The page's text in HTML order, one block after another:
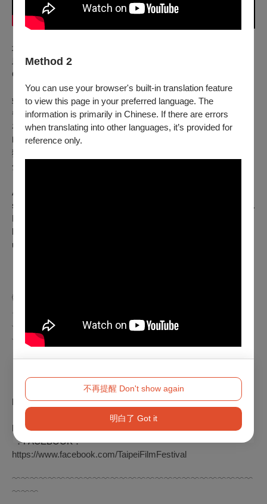
Method 2
You can use your browser's built-in translation feature
to view this page in your preferred language. The
information is primarily in Chinese. If there are errors
when translating into other languages, it’s provided for
reference only.
不再提醒 Don't show again
明白了 Got it
地獄哽 Hellish gags
邱孝尊 CHIU Hsiao-tsun ｜ 台灣 Taiwan ｜ 2025 ｜ DCP ｜
Color ｜ 18min
站立喜劇演員阿原晚上要登台演出，整天借錢又遊手好閒的爸
爸卻突然驟逝，笑話還沒寫完，馬上要到醫院處理後事。登場
在即，他看著爸爸留下的遺物，心中默默做出決定……。潘客
印主演，喜劇明星黃豪平、微笑丹尼跨刀演出；站上舞台，地
獄哽葷素不忌又真情流露，生活荒謬、愁緒難解，就在短短幾
分鐘的表演裡正面迎擊。
A stand-up comedian performs a routine about his father's
sudden passing, only to be met with silence from the audience.
However, an unexpected incident exposes his deep longing for
his father’s love. His absurd yet heartfelt performance
ultimately earns him a roaring ovation.
𓊆⬳𝟐𝟎𝟐𝟓第𝟐𝟕屆台北電影節⬳𓊇
﹏﹏﹏﹏﹏﹏﹏﹏﹏﹏﹏﹏﹏﹏﹏﹏﹏﹏﹏﹏﹏﹏﹏﹏﹏﹏﹏
﹏﹏﹏
影展：𝟔.𝟐𝟎— 𝟕.𝟎𝟓
國際新導演頒獎典禮：𝟔.𝟐𝟒
台北電影獎頒獎典禮：𝟕.𝟎𝟓
http://www.taipeiff.taipei
​．Instagram：
https://www.instagram.com/taipeiff
​．FACEBOOK：
https://www.facebook.com/TaipeiFilmFestival
﹋﹋﹋﹋﹋﹋﹋﹋﹋﹋﹋﹋﹋﹋﹋﹋﹋﹋﹋﹋﹋﹋﹋﹋﹋﹋﹋
﹋﹋﹋